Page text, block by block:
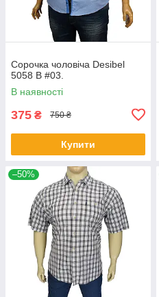
Сорочка чоловіча Desibel
5058 B #03.
В наявності
375 ₴ 750 ₴
Купити
–50%